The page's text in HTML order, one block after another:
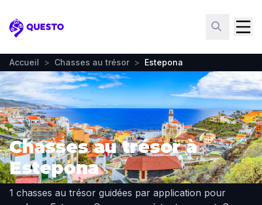
Questo
Accueil > Chasses au trésor > Estepona
Chasses au trésor à
Estepona
1 chasses au trésor guidées par application pour